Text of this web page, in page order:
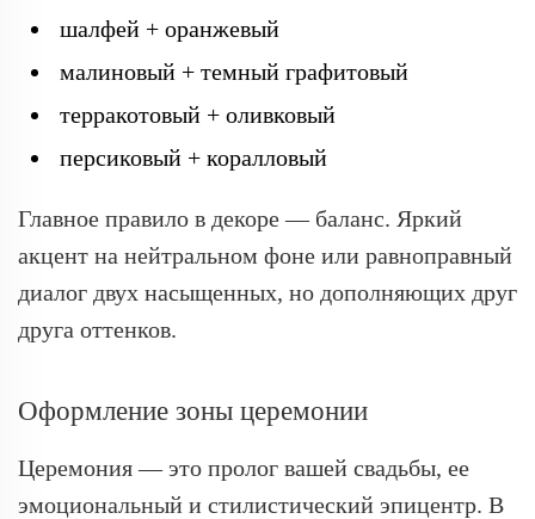
шалфей + оранжевый
малиновый + темный графитовый
терракотовый + оливковый
персиковый + коралловый
Главное правило в декоре — баланс. Яркий
акцент на нейтральном фоне или равноправный
диалог двух насыщенных, но дополняющих друг
друга оттенков.
Оформление зоны церемонии
Церемония — это пролог вашей свадьбы, ее
эмоциональный и стилистический эпицентр. В